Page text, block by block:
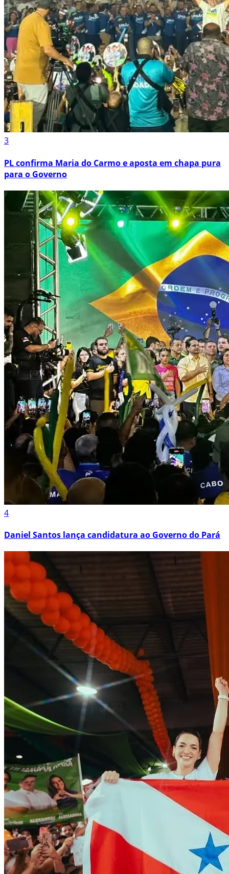
3
PL confirma Maria do Carmo e aposta em chapa pura
para o Governo
4
Daniel Santos lança candidatura ao Governo do Pará